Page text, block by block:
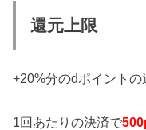
還元上限
+20%分のdポイントの
1回あたりの決済で